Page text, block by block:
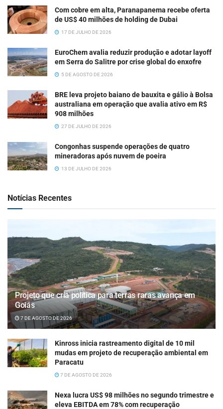
Com cobre em alta, Paranapanema recebe oferta
de US$ 40 milhões de holding de Dubai
17 DE JULHO DE 2026
EuroChem avalia reduzir produção e adotar layoff
em Serra do Salitre por crise global do enxofre
5 DE AGOSTO DE 2026
BRE leva projeto baiano de bauxita e gálio à Bolsa
australiana em operação que avalia ativo em R$
908 milhões
27 DE JULHO DE 2026
Congonhas suspende operações de quatro
mineradoras após nuvem de poeira
13 DE JULHO DE 2026
Notícias Recentes
Projeto que cria política para terras raras avança em
Goiás
7 DE AGOSTO DE 2026
Kinross inicia rastreamento digital de 10 mil
mudas em projeto de recuperação ambiental em
Paracatu
7 DE AGOSTO DE 2026
Nexa lucra US$ 98 milhões no segundo trimestre e
eleva EBITDA em 78% com recuperação